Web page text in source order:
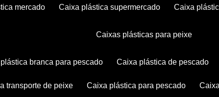
mercado caixa plástica supermercado caixa
caixas plásticas para peixe
plástica branca para pescado caixa plástica de pescado
transporte de peixe caixa plástica para pescado